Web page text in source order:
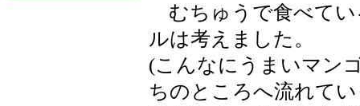
むちゅうで食べてい
ルは考えました。
(こんなにうまいマン
ちのところへ流れて